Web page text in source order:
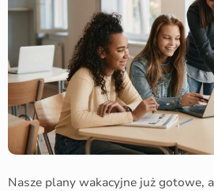
Nasze plany wakacyjne już gotowe,